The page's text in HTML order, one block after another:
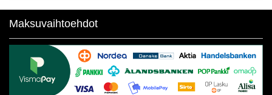
Maksuvaihtoehdot